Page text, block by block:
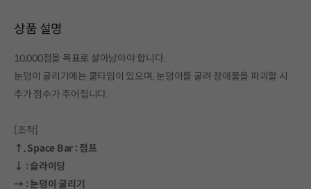
상품 설명
10,000점을 목표로 살아남아야 합니다.
눈덩이 굴리기에는 쿨타임이 있으며, 눈덩이를 굴려 장애물을 파괴할 시
추가 점수가 주어집니다.
[조작]
↑, Space Bar : 점프
↓ : 슬라이딩
→ : 눈덩이 굴리기